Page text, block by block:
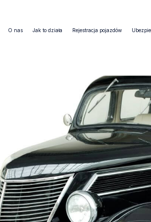
O nas Jak to działa Rejestracja pojazdów